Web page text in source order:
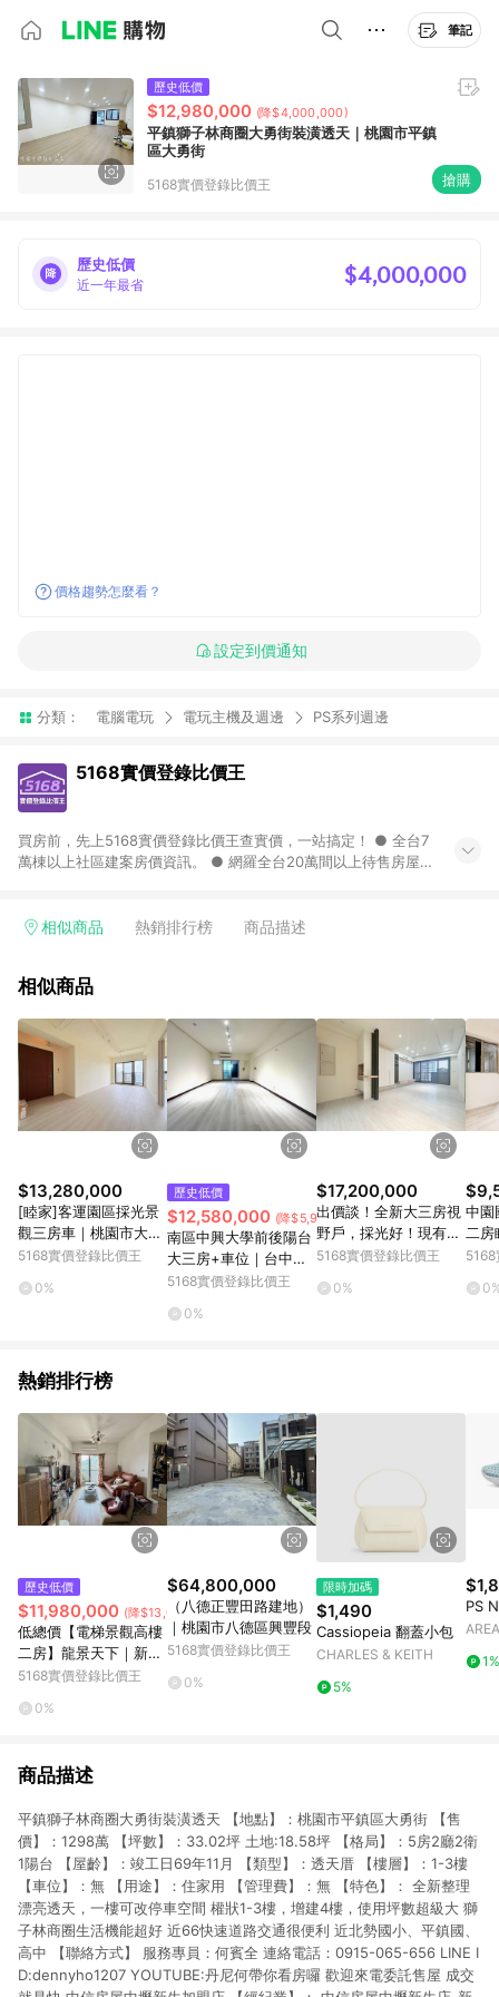
筆記
歷史低價
$12,980,000 (降$4,000,000)
平鎮獅子林商圈大勇街裝潢透天｜桃園市平鎮
區大勇街
5168實價登錄比價王 搶購
歷史低價
近一年最省 $4,000,000
價格趨勢怎麼看？
設定到價通知
分類： 電腦電玩 電玩主機及週邊 PS系列週邊
5168實價登錄比價王
買房前，先上5168實價登錄比價王查實價，一站搞定！ ● 全台7
萬棟以上社區建案房價資訊。 ● 網羅全台20萬間以上待售房屋，
器人，24小時在線查。
相似商品 熱銷排行榜 商品描述
相似商品
$13,280,000
[睦家]客運園區採光景
觀三房車｜桃園市大園
區園科路
5168實價登錄比價王
0%
歷史低價
$12,580,000 (降$5,920,000)
南區中興大學前後陽台
大三房+車位｜台中市
南區仁義街
5168實價登錄比價王
0%
$17,200,000
出價談！全新大三房視
野戶，採光好！現有美
裝潢＋平車｜新竹縣竹
5168實價登錄比價王
0%
中園
二
新北
熱銷排行榜
歷史低價
$11,980,000 (降$13,020,000)
低總價【電梯景觀高樓
二房】龍景天下｜新北
市中和區華新街
5168實價登錄比價王
0%
$64,800,000
（八德正豐田路建地）
｜桃園市八德區興豐段
5168實價登錄比價王
0%
限時加碼
$1,490
Cassiopeia 翻蓋小包
CHARLES & KEITH
5%
PS
1%
商品描述
平鎮獅子林商圈大勇街裝潢透天 【地點】：桃園市平鎮區大勇街 【售
價】：1298萬 【坪數】：33.02坪 土地:18.58坪 【格局】：5房2廳2衛
1陽台 【屋齡】：竣工日69年11月 【類型】：透天厝 【樓層】：1-3樓
【車位】：無 【用途】：住家用 【管理費】：無 【特色】： 全新整理
漂亮透天，一樓可改停車空間 權狀1-3樓，增建4樓，使用坪數超級大 獅
子林商圈生活機能超好 近66快速道路交通很便利 近北勢國小、平鎮國、
高中 【聯絡方式】 服務專員：何賓全 連絡電話：0915-065-656 LINE I
D:dennyho1207 YOUTUBE:丹尼何帶你看房囉 歡迎來電委託售屋 成交